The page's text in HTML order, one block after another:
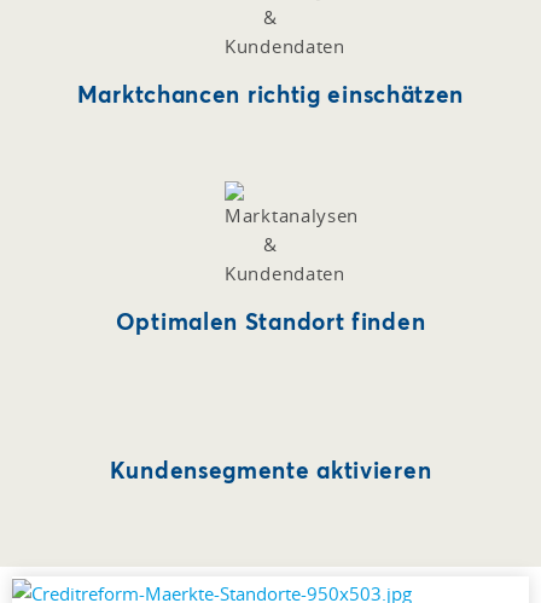
Marktchancen richtig einschätzen
Optimalen Standort finden
Kundensegmente aktivieren